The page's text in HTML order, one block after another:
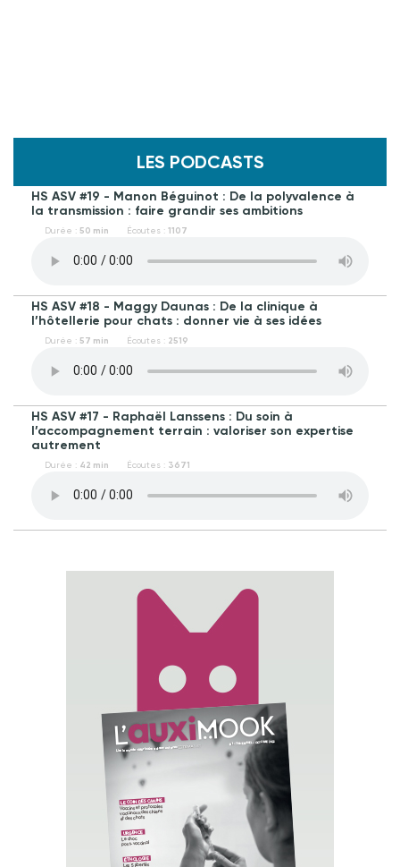
LES PODCASTS
HS ASV #19 - Manon Béguinot : De la polyvalence à
la transmission : faire grandir ses ambitions
Durée : 50 min Écoutes : 1107
HS ASV #18 - Maggy Daunas : De la clinique à
l’hôtellerie pour chats : donner vie à ses idées
Durée : 57 min Écoutes : 2519
HS ASV #17 - Raphaël Lanssens : Du soin à
l’accompagnement terrain : valoriser son expertise
autrement
Durée : 42 min Écoutes : 3671